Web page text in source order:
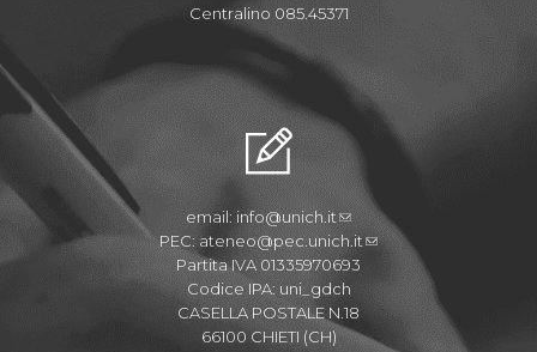
Centralino 085.45371
email: info@unich.it
PEC: ateneo@pec.unich.it
Partita IVA 01335970693
Codice IPA: uni_gdch
CASELLA POSTALE N.18
66100 CHIETI (CH)